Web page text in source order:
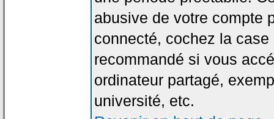
abusive de votre compte
connecté, cochez la
recommandé si vous
ordinateur partagé,
université, etc.